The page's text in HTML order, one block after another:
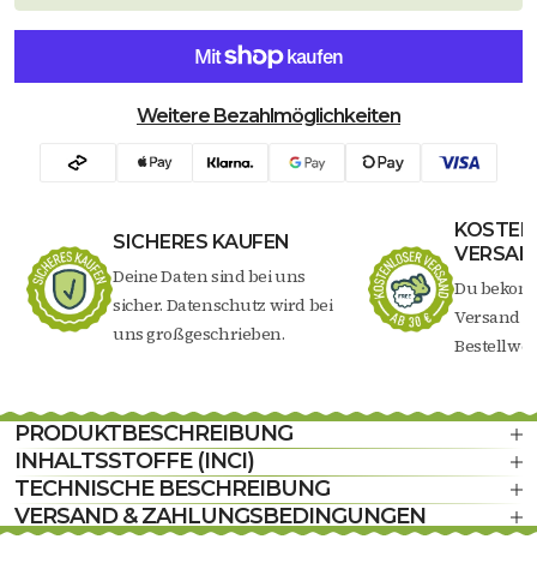
Weitere Bezahlmöglichkeiten
SICHERES KAUFEN
Deine Daten sind bei uns
sicher. Datenschutz wird bei
uns großgeschrieben.
Du
Versand
PRODUKTBESCHREIBUNG
INHALTSSTOFFE (INCI)
TECHNISCHE BESCHREIBUNG
VERSAND & ZAHLUNGSBEDINGUNGEN